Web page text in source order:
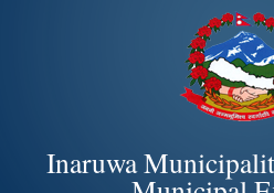
Skip to
main
content
Inaruwa